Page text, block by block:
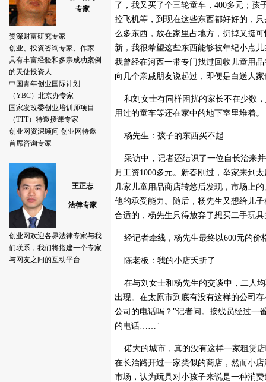
了，我又买了个三轮童车，400多元；
控飞机等，到现在这些东西都好好的，
么多东西，放在家里占地方，扔掉又挺
新，我很希望这些东西能够被年纪小点
我曾经在河西一带专门找过回收儿童用
向几个亲戚朋友说起过，即便是白送人
和刘女士有同样困扰的家长不在少数
用过的童车等还在家中的地下室里堆着。
杨先生：孩子的东西买不起
采访中，记者还结识了一位自长治来
月工资1000多元。新春刚过，举家来到
几家儿童用品商店转悠后发现，市场上
他的承受能力。随后，杨先生又想给儿
合适的，杨先生只得放弃了想买二手玩
经记者牵线，杨先生最终以600元的价
陈老板：我的小店夭折了
在与刘女士和杨先生的交谈中，二人
出现。在太原市到底有没有这样的公司
公司的电话吗？"记者问。接线员经过一
的电话……"
偌大的城市，真的没有这样一家租赁
在长治路开过一家类似的商店，然而小
市场，认为玩具对小孩子来说是一种消